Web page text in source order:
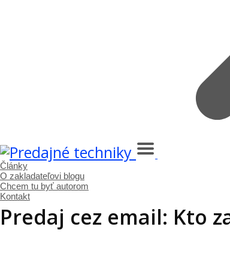
Články
O zakladateľovi blogu
Chcem tu byť autorom
Kontakt
Predaj cez email: Kto